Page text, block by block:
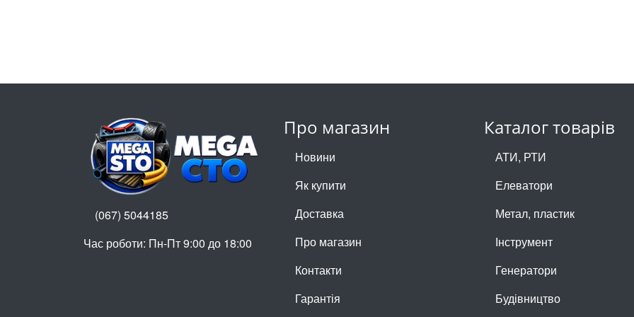
Про магазин
Новини
Як купити
Доставка
Про магазин
Контакти
Гарантія
Каталог товарів
АТИ, РТИ
Елеватори
Метал, пластик
Інструмент
Генератори
Будівництво
(067) 5044185
Час роботи: Пн-Пт 9:00 до 18:00